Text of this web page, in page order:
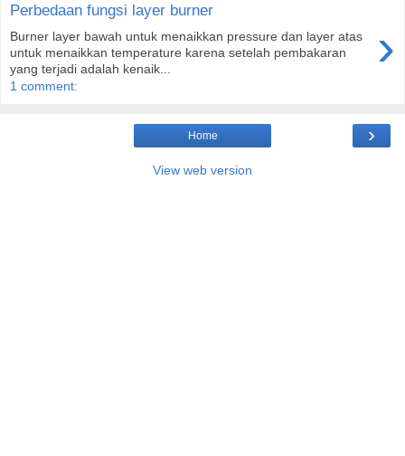
Perbedaan fungsi layer burner
›
Burner layer bawah untuk menaikkan pressure dan layer atas
untuk menaikkan temperature karena setelah pembakaran
yang terjadi adalah kenaik...
1 comment:
›
Home
View web version